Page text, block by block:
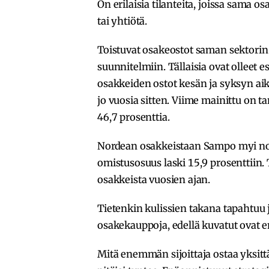
On erilaisia tilanteita, joissa sama
tai yhtiötä.
Toistuvat osakeostot saman
suunnitelmiin. Tällaisia ovat olleet
osakkeiden ostot kesän ja syksyn
jo vuosia sitten. Viime mainittu on
46,7 prosenttia.
Nordean osakkeistaan Sampo myi
omistusosuus laski 15,9
osakkeista vuosien ajan.
Tietenkin kulissien takana
osakekauppoja, edellä kuvatut ovat
Mitä enemmän sijoittaja ostaa